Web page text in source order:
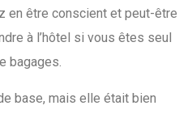
en être conscient et peut-être
à l’hôtel si vous êtes seul
bagages.
base, mais elle était bien